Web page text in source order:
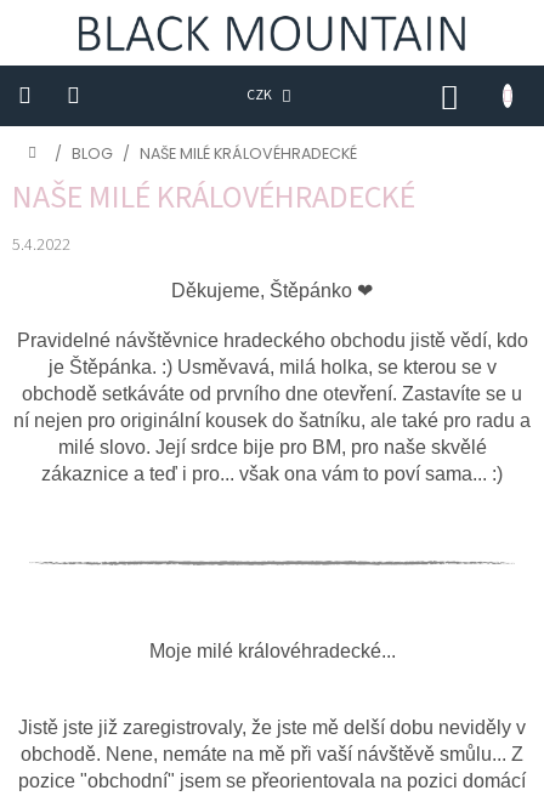
CZK
KOŠÍK
Novinky
BLACK
Šaty
Saka
Mikiny
Domů
/ BLOG / NAŠE MILÉ KRÁLOVÉHRADECKÉ
NAŠE MILÉ KRÁLOVÉHRADECKÉ
5.4.2022
Děkujeme, Štěpánko ❤
Pravidelné návštěvnice hradeckého obchodu jistě vědí, kdo
je Štěpánka. :) Usměvavá, milá holka, se kterou se v
obchodě setkáváte od prvního dne otevření. Zastavíte se u
ní nejen pro originální kousek do šatníku, ale také pro radu a
milé slovo. Její srdce bije pro BM, pro naše skvělé
zákaznice a teď i pro... však ona vám to poví sama... :)
Moje milé královéhradecké...
Jistě jste již zaregistrovaly, že jste mě delší dobu neviděly v
obchodě. Nene, nemáte na mě při vaší návštěvě smůlu... Z
pozice "obchodní" jsem se přeorientovala na pozici domácí